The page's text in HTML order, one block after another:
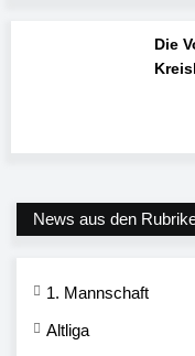
Die
News aus den
1. Mannschaft
Altliga